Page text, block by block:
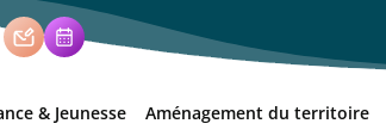
& Jeunesse Aménagement du territoire